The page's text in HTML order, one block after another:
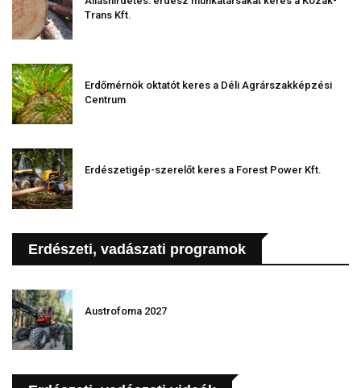
Trans Kft.
Erdőmérnök oktatót keres a Déli Agrárszakképzési
Centrum
Erdészetigép-szerelőt keres a Forest Power Kft.
Erdészeti, vadászati programok
Austrofoma 2027